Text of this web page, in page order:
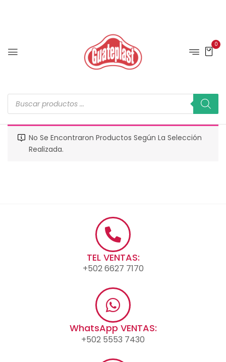
0
No Se Encontraron Productos Según La Selección
Realizada.
TEL VENTAS:
+502 6627 7170
WhatsApp VENTAS:
+502 5553 7430